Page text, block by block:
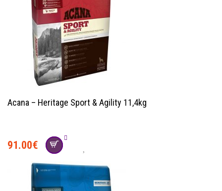
Acana – Heritage Sport & Agility 11,4kg
91.00€